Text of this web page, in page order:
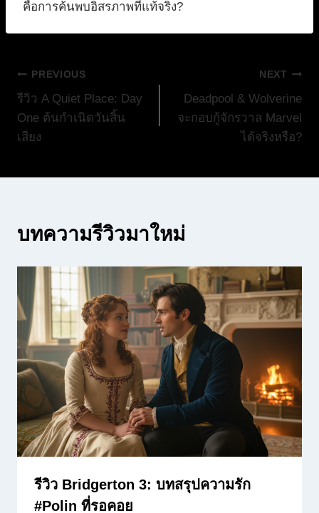
คือการค้นพบอิสรภาพที่แท้จริง?
แนะแนว
เรื่อง
PREVIOUS
รีวิว A Quiet Place: Day
One ต้นกำเนิดวันสิ้น
เสียง
NEXT
Deadpool & Wolverine
จะกอบกู้จักรวาล Marvel
ได้จริงหรือ?
บทความรีวิวมาใหม่
รีวิว Bridgerton 3: บทสรุปความรัก
#Polin ที่รอคอย